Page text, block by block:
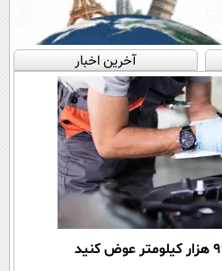
آخرین اخبار